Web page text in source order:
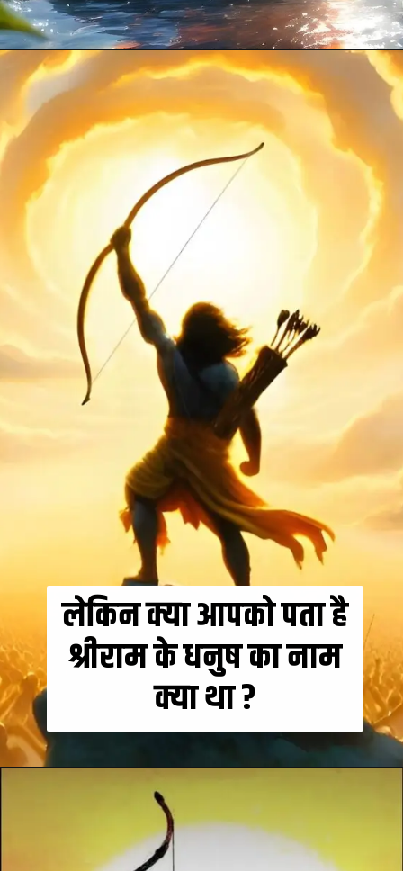
लेकिन क्या आपको पता है
श्रीराम के धनुष का नाम
क्या था ?